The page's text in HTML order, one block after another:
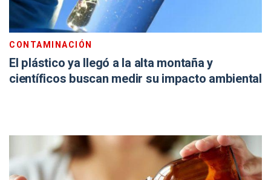
CONTAMINACIÓN
El plástico ya llegó a la alta montaña y
científicos buscan medir su impacto ambiental